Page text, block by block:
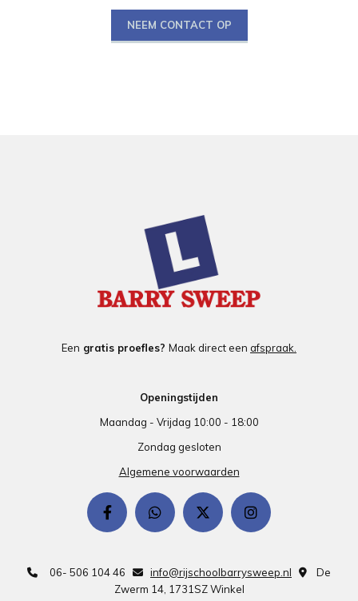
NEEM CONTACT OP
Een gratis proefles? Maak direct een afspraak.
Openingstijden
Maandag - Vrijdag 10:00 - 18:00
Zondag gesloten
Algemene voorwaarden
 06- 506 104 46  info@rijschoolbarrysweep.nl 
De
Zwerm 14, 1731SZ Winkel